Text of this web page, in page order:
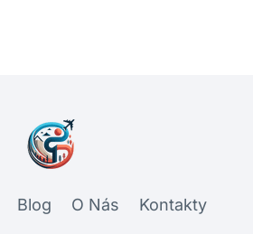
Blog O Nás Kontakty